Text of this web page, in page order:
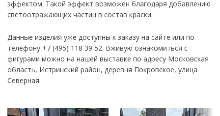
эффектом. Такой эффект возможен благодаря добавлению
светоотражающих частиц в состав краски.
Данные изделия уже доступны к заказу на сайте или по
телефону +7 (495) 118 39 52. Вживую ознакомиться с
фигурами можно на нашей выставке по адресу Московская
область, Истринский район, деревня Покровское, улица
Северная.